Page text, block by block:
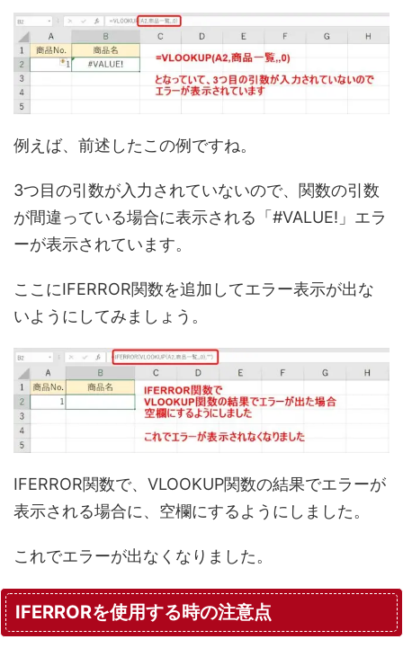
例えば、前述したこの例ですね。
3つ目の引数が入力されていないので、関数の引数
が間違っている場合に表示される「#VALUE!」エラ
ーが表示されています。
ここにIFERROR関数を追加してエラー表示が出な
いようにしてみましょう。
IFERROR関数で、VLOOKUP関数の結果でエラーが
表示される場合に、空欄にするようにしました。
これでエラーが出なくなりました。
IFERRORを使用する時の注意点